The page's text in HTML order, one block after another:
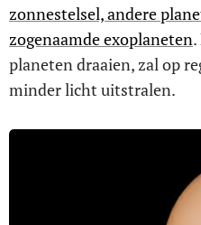
zonnestelsel, andere
zogenaamde exoplaneten
planeten draaien, zal op
minder licht uitstralen.